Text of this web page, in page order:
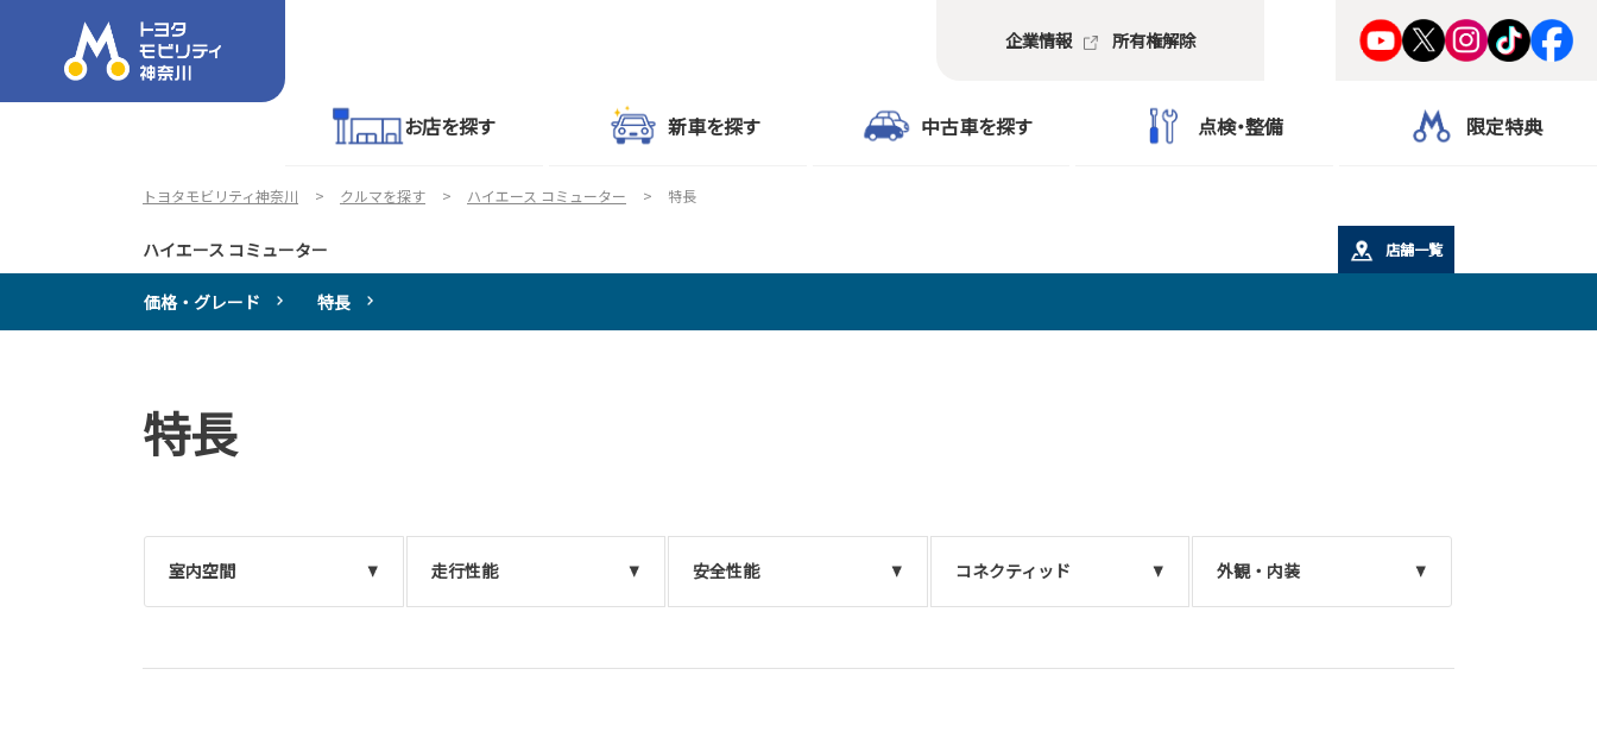
お店を探す 新車を探す 中古車を探す 点検・整備 限定特典
企業情報 所有権解除
トヨタモビリティ神奈川 クルマを探す ハイエース コミューター 特長
ハイエース コミューター 店舗一覧
価格・グレード 特長
特長
室内空間 走行性能 安全性能 コネクティッド 外観・内装